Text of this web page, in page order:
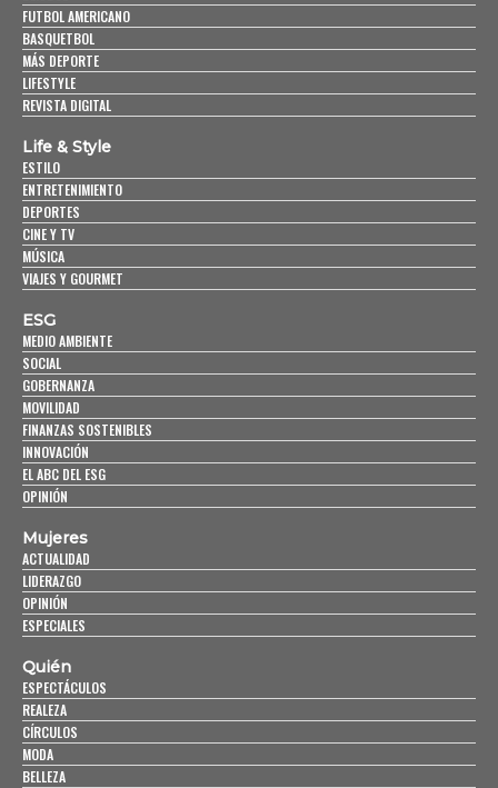
FUTBOL AMERICANO
BASQUETBOL
MÁS DEPORTE
LIFESTYLE
REVISTA DIGITAL
Life & Style
ESTILO
ENTRETENIMIENTO
DEPORTES
CINE Y TV
MÚSICA
VIAJES Y GOURMET
ESG
MEDIO AMBIENTE
SOCIAL
GOBERNANZA
MOVILIDAD
FINANZAS SOSTENIBLES
INNOVACIÓN
EL ABC DEL ESG
OPINIÓN
Mujeres
ACTUALIDAD
LIDERAZGO
OPINIÓN
ESPECIALES
Quién
ESPECTÁCULOS
REALEZA
CÍRCULOS
MODA
BELLEZA